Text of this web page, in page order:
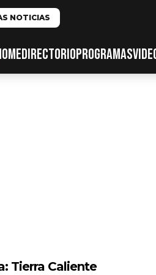
NOTICIAS
DIRECTORIOPROGRAMAS
Tierra Caliente